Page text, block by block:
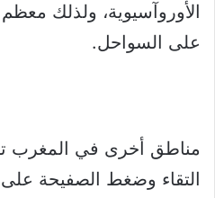
الأوروآسيوية، ولذلك
على السواحل.
مناطق أخرى في المغرب
التقاء وضغط الصفيحة على